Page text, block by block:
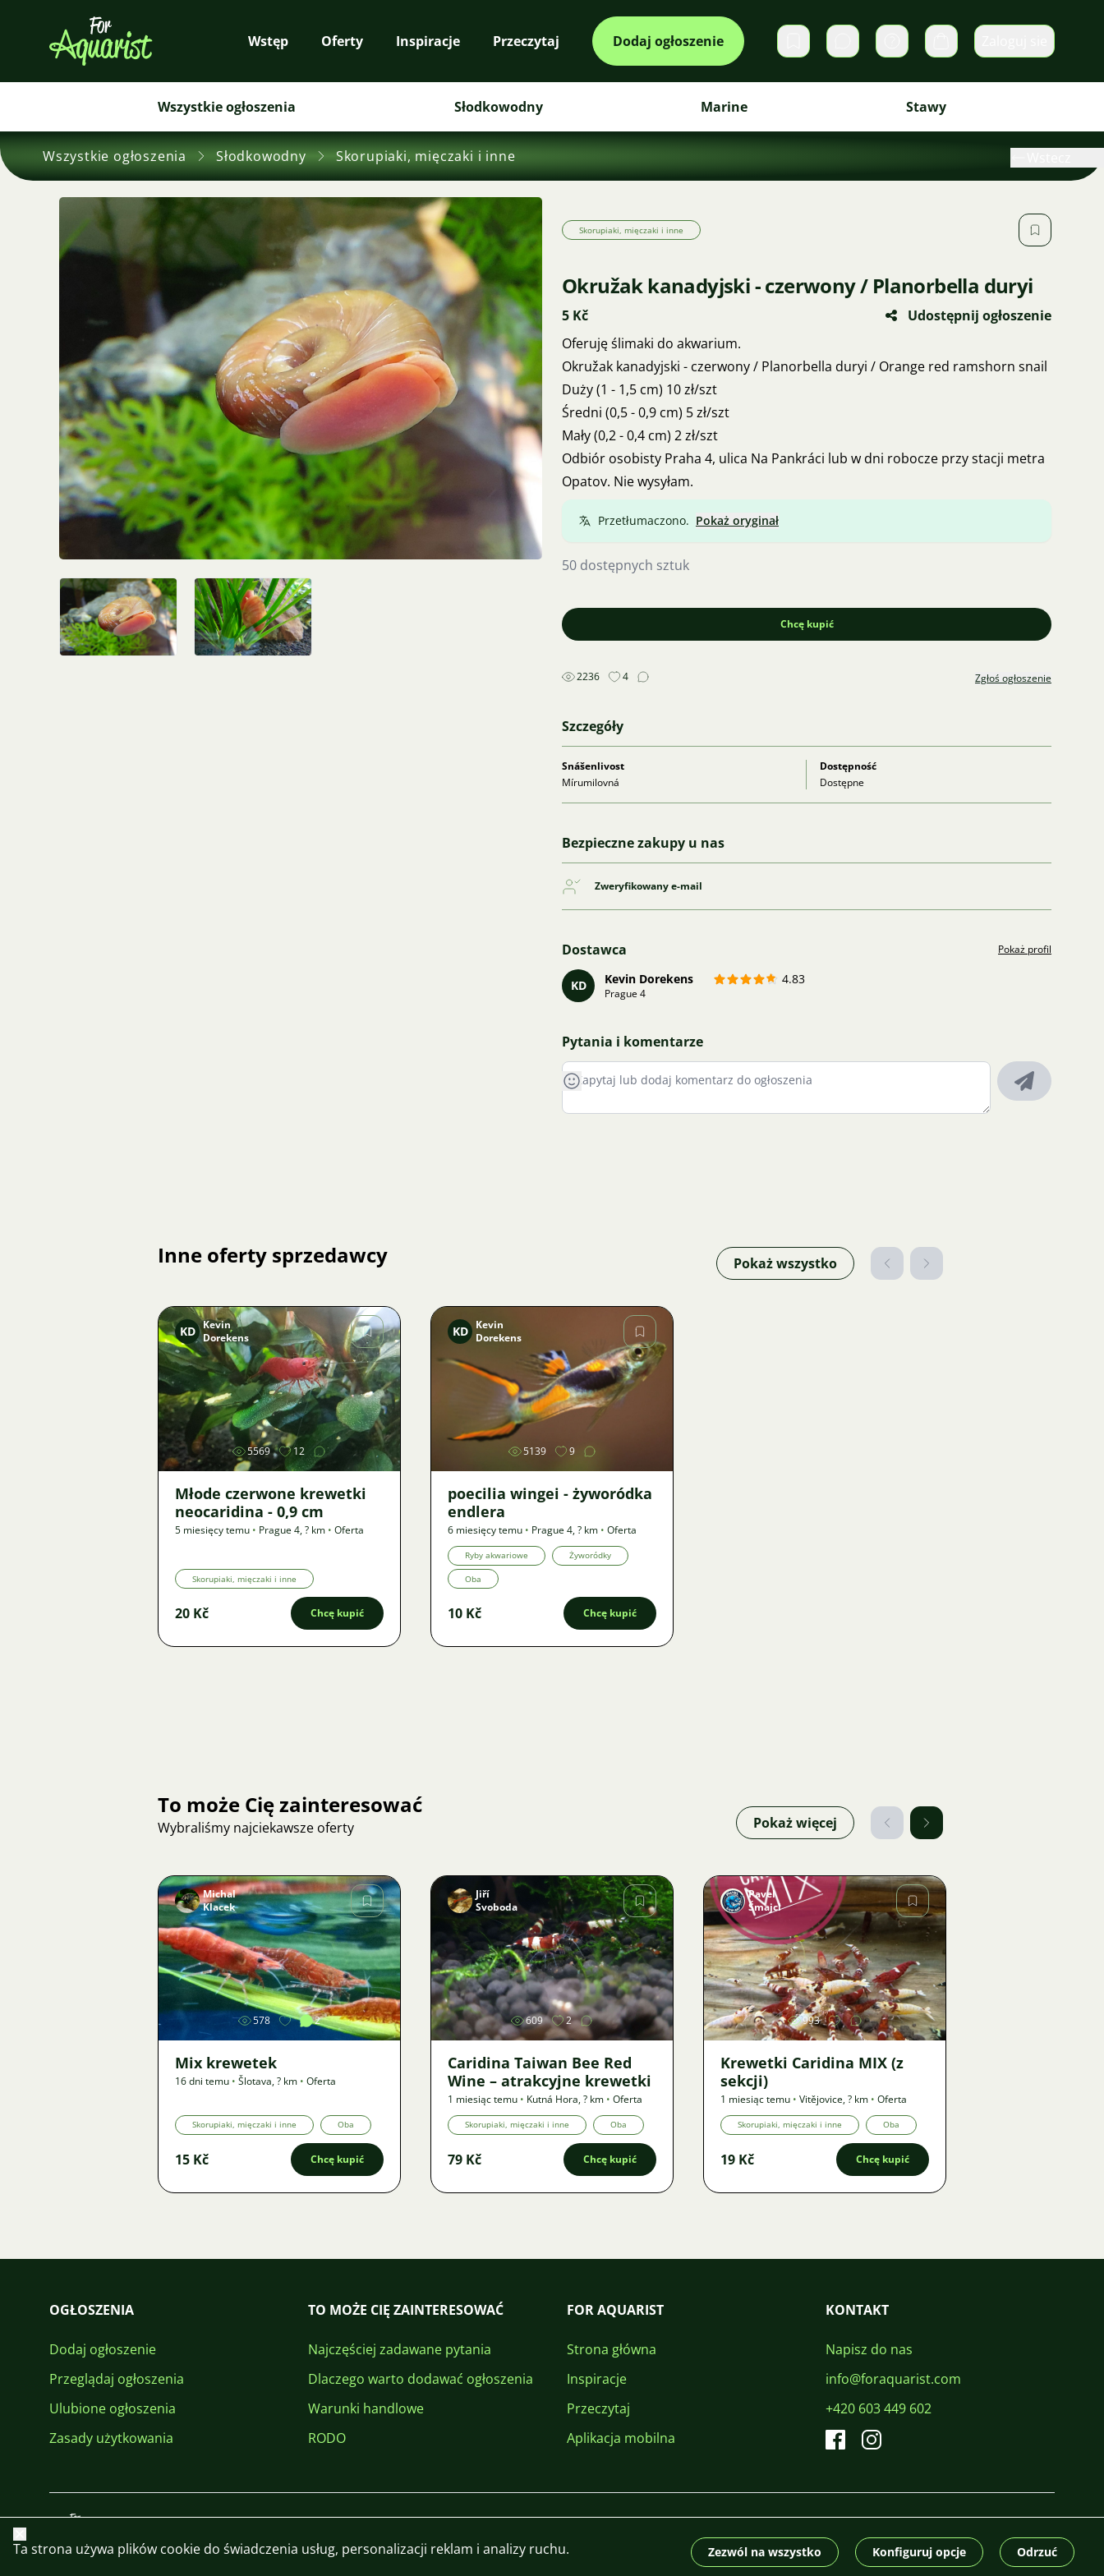
Wstęp Oferty Inspiracje Przeczytaj Dodaj ogłoszenie Prywatne wiadomości
Koszyk
Wszystkie ogłoszenia Słodkowodny Marine Stawy
Wszystkie ogłoszenia Słodkowodny Skorupiaki, mięczaki i inne
Skorupiaki, mięczaki i inne
Okružak kanadyjski - czerwony / Planorbella duryi
5 Kč
Udostępnij ogłoszenie
Oferuję ślimaki do akwarium.
Okružak kanadyjski - czerwony / Planorbella duryi / Orange red ramshorn snail
Duży (1 - 1,5 cm) 10 zł/szt
Średni (0,5 - 0,9 cm) 5 zł/szt
Mały (0,2 - 0,4 cm) 2 zł/szt
Odbiór osobisty Praha 4, ulica Na Pankráci lub w dni robocze przy stacji metra
Opatov. Nie wysyłam.
Przetłumaczono. Pokaż oryginał
50 dostępnych sztuk
Chcę kupić
2236 4 Zgłoś ogłoszenie
Szczegóły
Snášenlivost
Mírumilovná
Dostępność
Dostępne
Bezpieczne zakupy u nas
Zweryfikowany e-mail
Dostawca Pokaż profil
KD Kevin Dorekens 4.83
Prague 4
Pytania i komentarze
Inne oferty sprzedawcy Pokaż wszystko
Zdjęcie
KD Kevin
Dorekens
5569 12
Młode czerwone krewetki
neocaridina - 0,9 cm
5 miesięcy temu • Prague 4,? km • Oferta
Skorupiaki, mięczaki i inne
20 Kč Chcę kupić
Zdjęcie
KD
Kevin
Dorekens
5139 9
poecilia wingei - żyworódka
endlera
6 miesięcy temu • Prague 4,? km • Oferta
Ryby akwariowe Żyworódky
Oba
10 Kč Chcę kupić
To może Cię zainteresować
Wybraliśmy najciekawsze oferty Pokaż więcej
Zdjęcie
Michal
Klacek
578 2
Mix krewetek
16 dni temu • Šlotava,? km • Oferta
Skorupiaki, mięczaki i inne Oba
15 Kč Chcę kupić
Zdjęcie
Jiří
Svoboda
609 2
Caridina Taiwan Bee Red
Wine – atrakcyjne krewetki
1 miesiąc temu • Kutná Hora,? km • Oferta
Skorupiaki, mięczaki i inne Oba
79 Kč Chcę kupić
Zdjęcie
Pavel
Šmajcl
993
Krewetki Caridina MIX (z
sekcji)
1 miesiąc temu • Vitějovice,? km • Oferta
Skorupiaki, mięczaki i inne Oba
19 Kč Chcę kupić
OGŁOSZENIA
Dodaj ogłoszenie
Przeglądaj ogłoszenia
Ulubione ogłoszenia
Zasady użytkowania
TO MOŻE CIĘ ZAINTERESOWAĆ
Najczęściej zadawane pytania
Dlaczego warto dodawać ogłoszenia
Warunki handlowe
RODO
FOR AQUARIST
Strona główna
Inspiracje
Przeczytaj
Aplikacja mobilna
KONTAKT
Napisz do nas
info@foraquarist.com
+420 603 449 602
Zamknij
Ta strona używa plików cookie do świadczenia usług, personalizacji reklam i analizy ruchu. Zezwól na wszystko Konfiguruj opcje Odrzuć